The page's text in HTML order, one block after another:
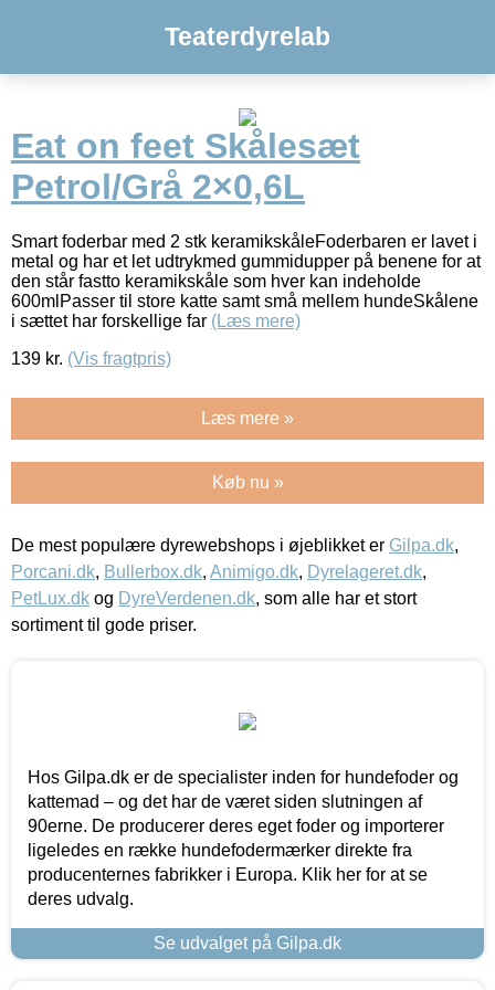
Teaterdyrelab
Eat on feet Skålesæt
Petrol/Grå 2×0,6L
Smart foderbar med 2 stk keramikskåleFoderbaren er lavet i
metal og har et let udtrykmed gummidupper på benene for at
den står fastto keramikskåle som hver kan indeholde
600mlPasser til store katte samt små mellem hundeSkålene
i sættet har forskellige far (Læs mere)
139 kr. (Vis fragtpris)
Læs mere »
Køb nu »
De mest populære dyrewebshops i øjeblikket er Gilpa.dk,
Porcani.dk, Bullerbox.dk, Animigo.dk, Dyrelageret.dk,
PetLux.dk og DyreVerdenen.dk, som alle har et stort
sortiment til gode priser.
Hos Gilpa.dk er de specialister inden for hundefoder og
kattemad – og det har de været siden slutningen af
90erne. De producerer deres eget foder og importerer
ligeledes en række hundefodermærker direkte fra
producenternes fabrikker i Europa. Klik her for at se
deres udvalg.
Se udvalget på Gilpa.dk